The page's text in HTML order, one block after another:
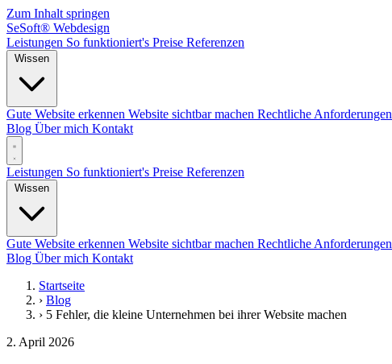
Zum Inhalt springen
SeSoft® Webdesign
Leistungen So funktioniert's Preise Referenzen
Gute Website erkennen Website sichtbar machen Rechtliche Anforderungen
Blog Über mich Kontakt
Leistungen So funktioniert's Preise Referenzen
Gute Website erkennen Website sichtbar machen Rechtliche Anforderungen
Blog Über mich Kontakt
Startseite
› Blog
› 5 Fehler, die kleine Unternehmen bei ihrer Website machen
2. April 2026